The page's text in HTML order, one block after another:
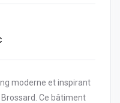
moderne et inspirant
Ce bâtiment